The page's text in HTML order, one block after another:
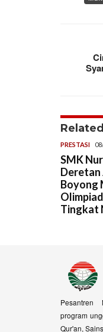
PRESTASI
SMK
Deretan
Boyong
Tingkat
Pesantren
program
Qur'an,